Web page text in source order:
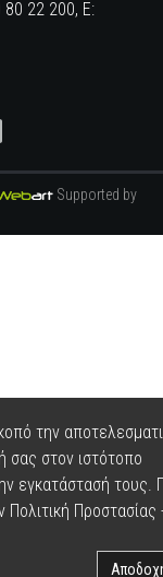
22 200, E:
Supported by
την
σας στον ιστότοπο
εγκατάστασή τους.
Πολιτική Προστασίας